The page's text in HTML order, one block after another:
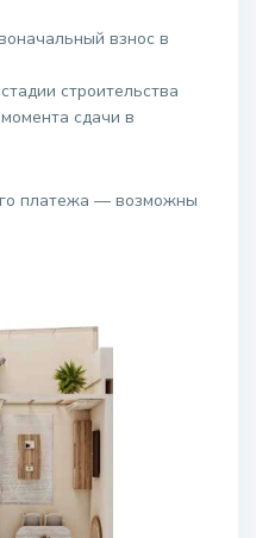
взнос в
строительства
сдачи в
платежа — возможны